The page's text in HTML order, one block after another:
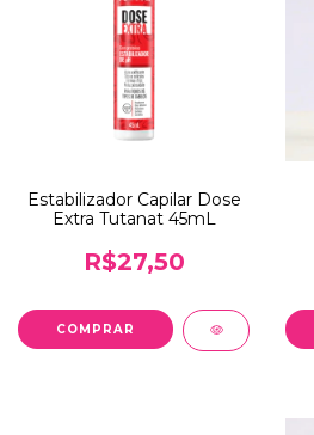
Estabilizador Capilar Dose
Extra Tutanat 45mL
R$27,50